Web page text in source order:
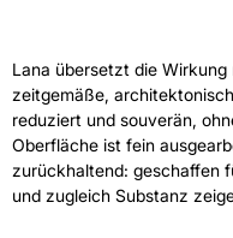
Lana übersetzt die
zeitgemäße,
reduziert und souverän,
Oberfläche ist fein
zurückhaltend: geschaffen
und zugleich Substanz